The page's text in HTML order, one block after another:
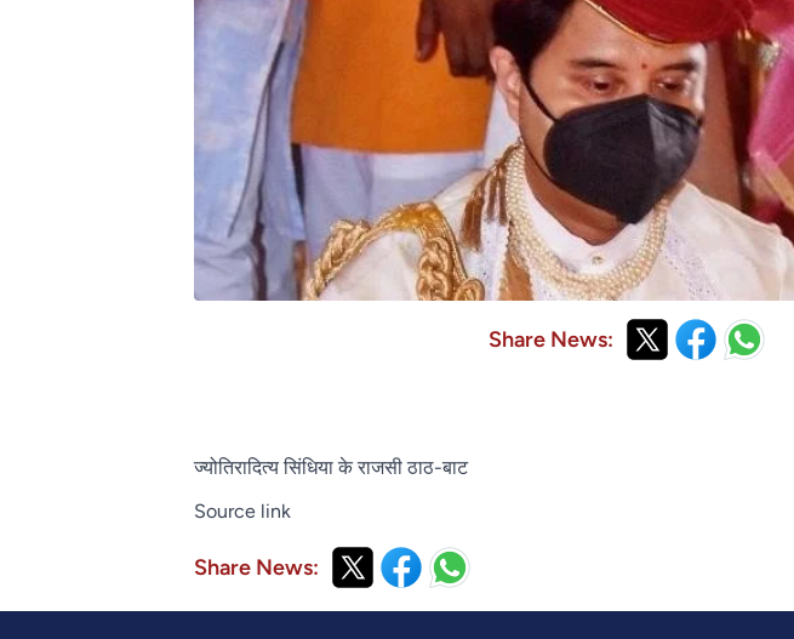
Share News:
ज्योतिरादित्य सिंधिया के राजसी ठाठ-बाट
Source link
Share News: